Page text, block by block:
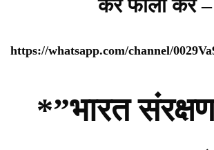
कर फॉलो करे –
https://whatsapp.com/channel/
*”भारत संरक्षण